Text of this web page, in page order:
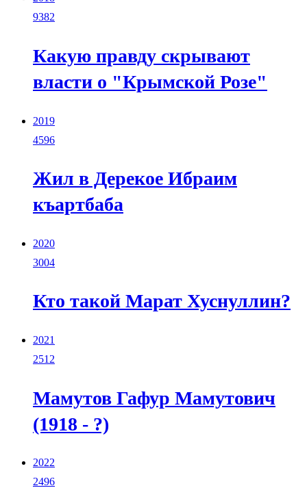
9382
Какую правду скрывают
власти о "Крымской Розе"
2019
4596
Жил в Дерекое Ибраим
къартбаба
2020
3004
Кто такой Марат Хуснуллин?
2021
2512
Мамутов Гафур Мамутович
(1918 - ?)
2022
2496